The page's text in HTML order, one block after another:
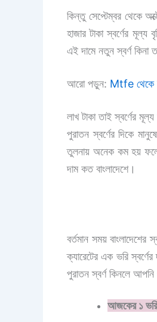
কিন্তু সেপ্টেম্বর থেকে
হাজার টাকা স্বর্ণের
এই দামে নতুন স্বর্ণ
আরো পড়ুন: Mtfe থেকে
লাখ টাকা তাই স্বর্ণের
পুরাতন স্বর্ণের দিকে
তুলনায় অনেক কম হয়
দাম কত বাংলাদেশে।
বর্তমান সময়
ক্যারেটের এক ভরি
পুরাতন স্বর্ণ কিনলে
আজকের ১ ভরি